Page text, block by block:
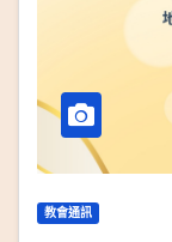
教會通訊